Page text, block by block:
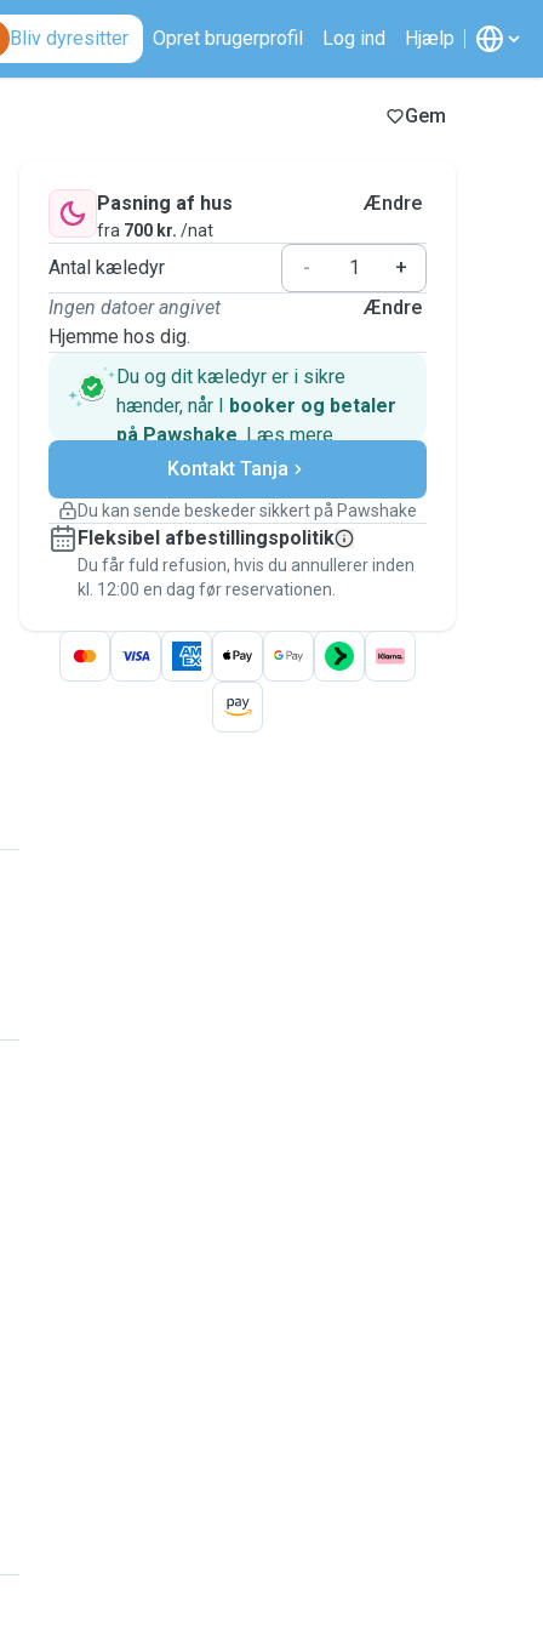
Bliv dyresitter Opret brugerprofil Log ind Hjælp
Gem
Pasning af hus
fra 700 kr. /nat
Ændre
Antal kæledyr -
+
Ingen datoer angivet
Hjemme hos dig.
Ændre
Du og dit kæledyr er i sikre
hænder, når I booker og betaler
på Pawshake. Læs mere
Sikre betalinger
Support, hvis planerne ændrer
Dækkede bookinger
Hold alt på Pawshake – fra den første
besked til betalingen – for at være dækket
af Pawshake-garantien.
Kontakt Tanja
Du kan sende beskeder sikkert på Pawshake
Fleksibel afbestillingspolitik
Du får fuld refusion, hvis du annullerer inden
kl. 12:00 en dag før reservationen.